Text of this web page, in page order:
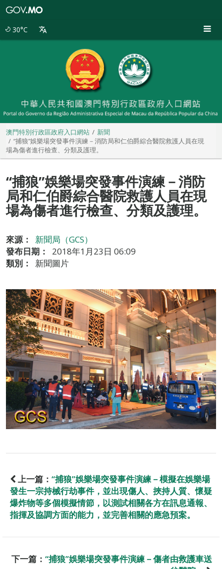
30°C
澳門特別行政區政府入口網站
新聞
“捕狼”娛樂場突發事件演練－消防局和仁伯爵綜合醫院救護人員在現
場為傷者進行檢查、分類及護理。
“捕狼”娛樂場突發事件演練－消防
局和仁伯爵綜合醫院救護人員在現
場為傷者進行檢查、分類及護理。
來源：
新聞局（GCS）
發布日期：
2018年1月23日 06:09
類別：
新聞圖片
上一篇： “捕狼”娛樂場突發事件演練－模擬在娛樂場
發生一宗持械行劫事件，並出現傷人、挾持人質、懷疑
爆炸物等多個模擬情節，以測試相關各方在訊息通報、
指揮及協調方面的能力，並完善相關的應急預案。
下一篇： “捕狼”娛樂場突發事件演練－傷者由救護車送